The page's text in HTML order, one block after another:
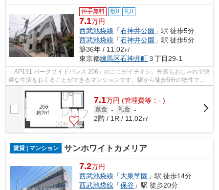
仲手無料 敷0 礼0
7.1万円
西武池袋線 「石神井公園 」駅 徒歩5分
西武池袋線 「石神井公園 」駅 徒歩5分
築36年 / 11.02㎡
東京都練馬区石神井町３丁目29-1
「AP191 パークサイドパレス 206」のここがイチオシ。外装もおしゃれで快
適な生活をおくることができるマンションです。駅から徒歩5分の物件で毎
7.1万円 (管理費等：- )
敷金 - 礼金 -
2階 / 1R / 11.02㎡
賃貸 | マンション サンホワイトカメリア
7.2万円
西武池袋線 「大泉学園 」駅 徒歩14分
西武池袋線 「保谷 」駅 徒歩20分